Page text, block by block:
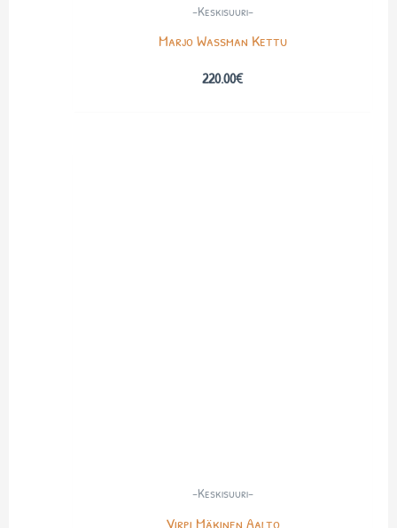
-Keskisuuri-
Marjo Wassman Kettu
220.00€
-Keskisuuri-
Virpi Mäkinen Aalto